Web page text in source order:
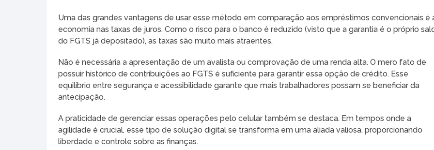
Uma das grandes vantagens de usar esse método em comparação aos empréstimos convencionais é
economia nas taxas de juros. Como o risco para o banco é reduzido (visto que a garantia é o próprio
do FGTS já depositado), as taxas são muito mais atraentes.
Não é necessária a apresentação de um avalista ou comprovação de uma renda alta. O mero fato de
possuir histórico de contribuições ao FGTS é suficiente para garantir essa opção de crédito. Esse
equilíbrio entre segurança e acessibilidade garante que mais trabalhadores possam se beneficiar da
antecipação.
A praticidade de gerenciar essas operações pelo celular também se destaca. Em tempos onde a
agilidade é crucial, esse tipo de solução digital se transforma em uma aliada valiosa, proporcionando
liberdade e controle sobre as finanças.